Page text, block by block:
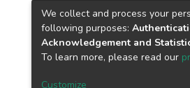
We collect and process your
following purposes:
Acknowledgement and
To learn more, please read our
Customize